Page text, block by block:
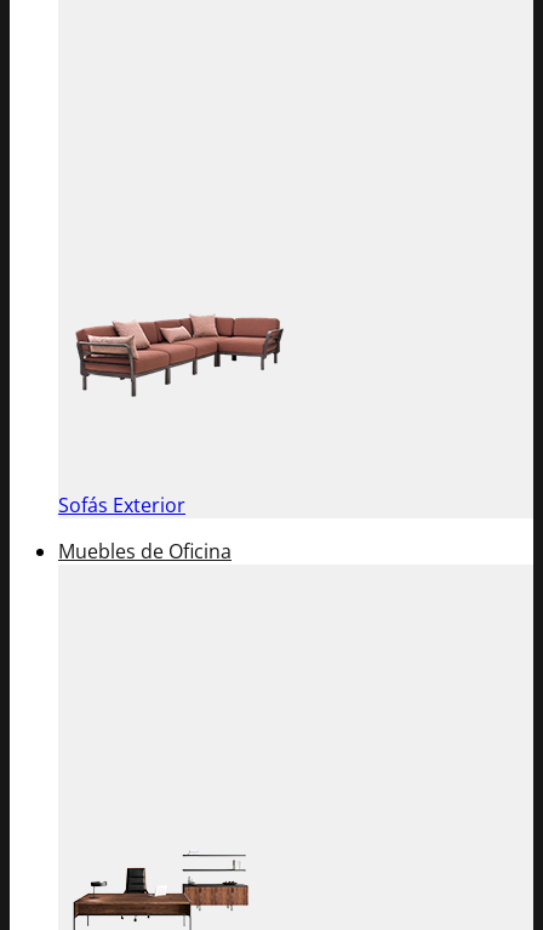
Sofás Exterior
Muebles de Oficina